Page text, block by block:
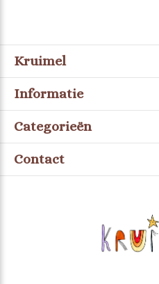
Kruimel
Informatie
Categorieën
Contact